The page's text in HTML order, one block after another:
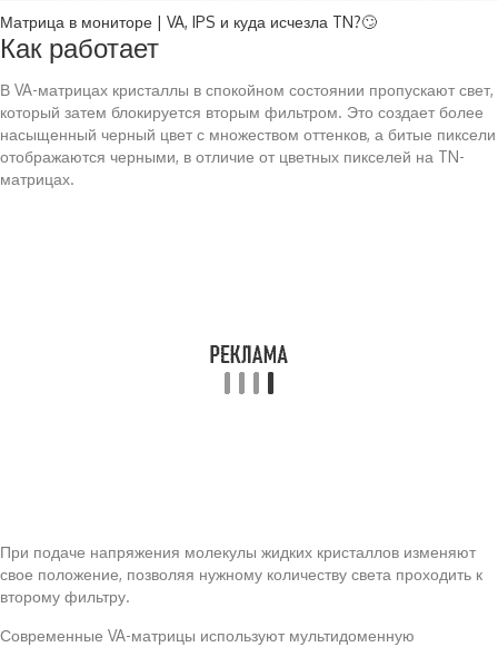
Матрица в мониторе | VA, IPS и куда исчезла TN?🙄
Как работает
В VA-матрицах кристаллы в спокойном состоянии пропускают свет,
который затем блокируется вторым фильтром. Это создает более
насыщенный черный цвет с множеством оттенков, а битые пиксели
отображаются черными, в отличие от цветных пикселей на TN-
матрицах.
При подаче напряжения молекулы жидких кристаллов изменяют
свое положение, позволяя нужному количеству света проходить к
второму фильтру.
Современные VA-матрицы используют мультидоменную